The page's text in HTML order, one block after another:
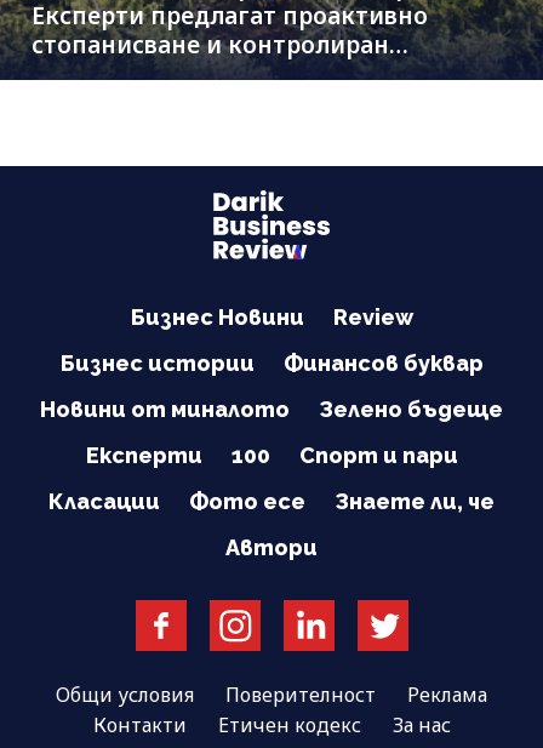
Експерти предлагат проактивно
стопанисване и контролиран
дърводобив
Бизнес Новини
Review
Бизнес истории
Финансов буквар
Новини от миналото
Зелено бъдеще
Експерти
100
Спорт и пари
Класации
Фото есе
Знаете ли, че
Автори
Общи условия Поверителност
Реклама
Контакти
Етичен кодекс За нас